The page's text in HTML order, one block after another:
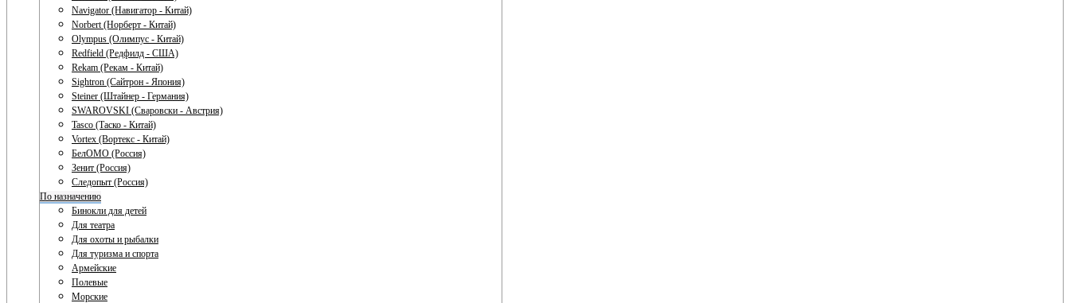
Navigator (Навигатор - Китай)
Norbert (Норберт - Китай)
Olympus (Олимпус - Китай)
Redfield (Редфилд - США)
Rekam (Рекам - Китай)
Sightron (Сайтрон - Япония)
Steiner (Штайнер - Германия)
SWAROVSKI (Сваровски - Австрия)
Tasco (Таско - Китай)
Vortex (Вортекс - Китай)
БелОМО (Россия)
Зенит (Россия)
Следопыт (Россия)
По назначению
Бинокли для детей
Для театра
Для охоты и рыбалки
Для туризма и спорта
Армейские
Полевые
Морские